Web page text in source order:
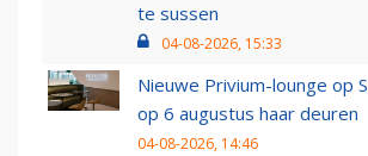
te sussen
04-08-2026, 15:33
Nieuwe Privium-lounge op
op 6 augustus haar deuren
04-08-2026, 14:46